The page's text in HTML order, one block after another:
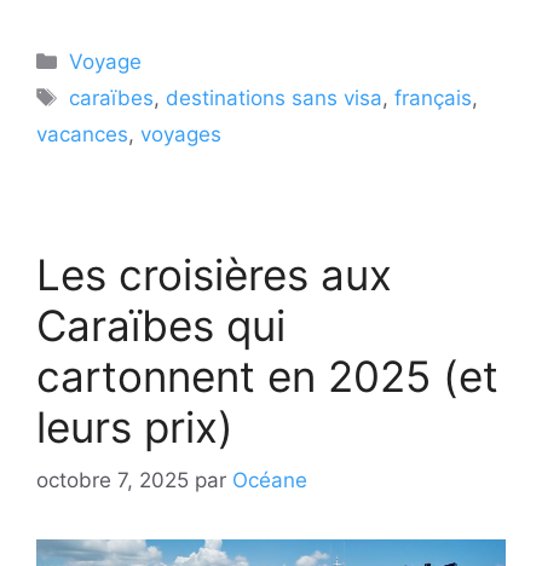
Catégories
Voyage
Étiquettes
caraïbes, destinations sans visa,français,
vacances, voyages
Les croisières aux
Caraïbes qui
cartonnent en 2025 (et
leurs prix)
octobre 7, 2025 par Océane